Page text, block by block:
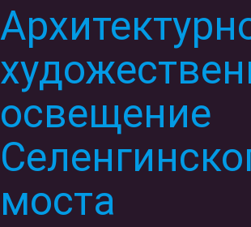
освещение
моста